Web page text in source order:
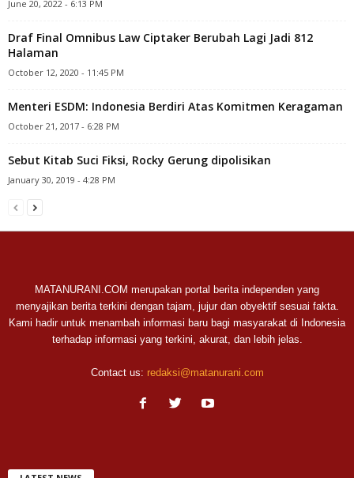
June 20, 2022 - 6:13 PM
Draf Final Omnibus Law Ciptaker Berubah Lagi Jadi 812
Halaman
October 12, 2020 - 11:45 PM
Menteri ESDM: Indonesia Berdiri Atas Komitmen Keragaman
October 21, 2017 - 6:28 PM
Sebut Kitab Suci Fiksi, Rocky Gerung dipolisikan
January 30, 2019 - 4:28 PM
MATANURANI.COM merupakan portal berita independen yang
menyajikan berita terkini dengan tajam, jujur dan obyektif sesuai fakta.
Kami hadir untuk menambah informasi baru bagi masyarakat di Indonesia
terhadap informasi yang terkini, akurat, dan lebih jelas.
Contact us: redaksi@matanurani.com